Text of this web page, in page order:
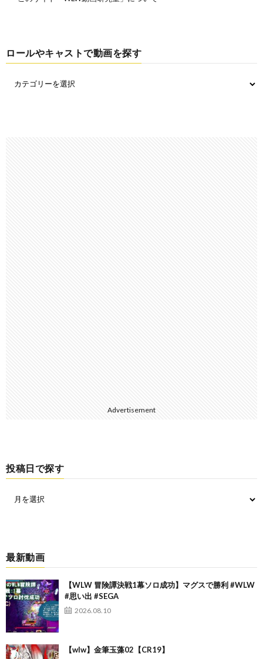
ロールやキャストで動画を探す
Advertisement
投稿日で探す
最新動画
【WLW 冒険譚決戦1幕ソロ成功】マグスで勝利 #WLW
#思い出 #SEGA
2026.08.10
【wlw】金筆玉藻02【CR19】